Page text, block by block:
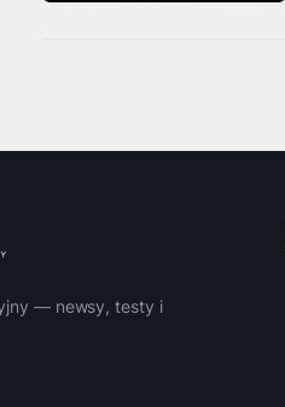
— newsy, testy i